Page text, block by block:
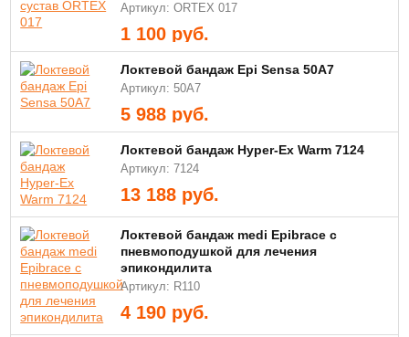
Артикул: ORTEX 017
1 100 руб.
Локтевой бандаж Epi Sensa 50А7
Артикул: 50А7
5 988 руб.
Локтевой бандаж Hyper-Ex Warm 7124
Артикул: 7124
13 188 руб.
Локтевой бандаж medi Epibrace с
пневмоподушкой для лечения
эпикондилита
Артикул: R110
4 190 руб.